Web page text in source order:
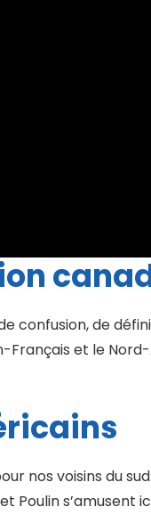
confusion, de
Français et le
nos voisins du
Poulin